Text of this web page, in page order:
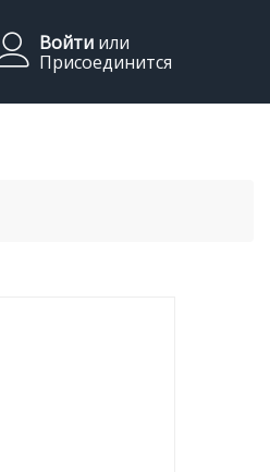
Войти или
Присоединится